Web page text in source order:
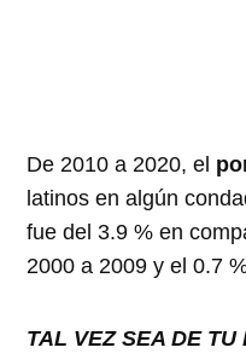
De 2010 a 2020, el
latinos en algún
fue del 3.9 % en
2000 a 2009 y el 0.7
TAL VEZ SEA DE TU